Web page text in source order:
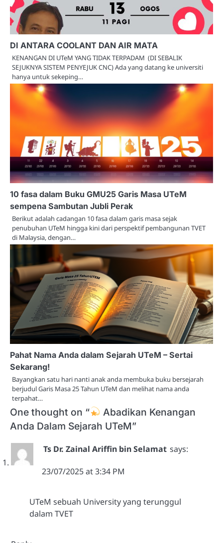
DI ANTARA COOLANT DAN AIR MATA
KENANGAN DI UTeM YANG TIDAK TERPADAM (DI SEBALIK
SEJUKNYA SISTEM PENYEJUK CNC) Ada yang datang ke universiti
hanya untuk sekeping…
10 fasa dalam Buku GMU25 Garis Masa UTeM
sempena Sambutan Jubli Perak
Berikut adalah cadangan 10 fasa dalam garis masa sejak
penubuhan UTeM hingga kini dari perspektif pembangunan TVET
di Malaysia, dengan…
Pahat Nama Anda dalam Sejarah UTeM – Sertai
Sekarang!
Bayangkan satu hari nanti anak anda membuka buku bersejarah
berjudul Garis Masa 25 Tahun UTeM dan melihat nama anda
terpahat…
One thought on “
Abadikan Kenangan
Anda Dalam Sejarah UTeM”
Ts Dr. Zainal Ariffin bin Selamat says:
23/07/2025 at 3:34 PM
UTeM sebuah University yang terunggul
dalam TVET